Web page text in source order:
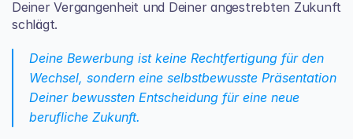
Deiner Vergangenheit und Deiner angestrebten Zukunft
schlägt.
Deine Bewerbung ist keine Rechtfertigung für den
Wechsel, sondern eine selbstbewusste Präsentation
Deiner bewussten Entscheidung für eine neue
berufliche Zukunft.